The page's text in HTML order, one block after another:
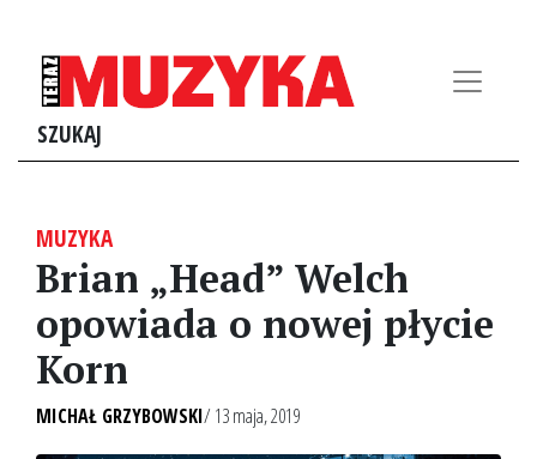
SZUKAJ
MUZYKA
Brian „Head” Welch
opowiada o nowej płycie
Korn
MICHAŁ GRZYBOWSKI/ 13 maja, 2019